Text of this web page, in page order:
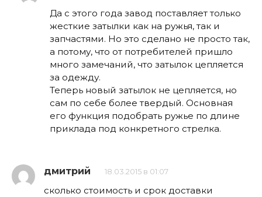
Да с этого года завод поставляет только
жесткие затылки как на ружья, так и
запчастями. Но это сделано не просто так,
а потому, что от потребителей пришло
много замечаний, что затылок цепляется
за одежду.
Теперь новый затылок не цепляется, но
сам по себе более твердый. Основная
его функция подобрать ружье по длине
приклада под конкретного стрелка.
дмитрий 18.03.2015 в 01:07
сколько стоимость и срок доставки